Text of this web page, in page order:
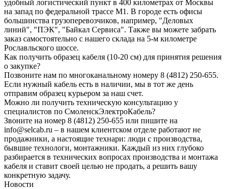
удобный логистический пункт в 400 километрах от Москвы
на запад по федеральной трассе М1. В городе есть офисы
большинства грузоперевозчиков, например, "Деловых
линий", "ПЭК", "Байкал Сервиса". Также вы можете забрать
заказ самостоятельно с нашего склада на 5-м километре
Рославльского шоссе.
Как получить образец кабеля (10-20 см) для принятия решения
о закупке?
Позвоните нам по многоканальному номеру 8 (4812) 250-655.
Если нужный кабель есть в наличии, мы в тот же день
отправим образец курьером за наш счет.
Можно ли получить техническую консультацию у
специалистов по СмоленскЭлектроКабель?
Звоните на номер 8 (4812) 250-655 или пишите на
info@selcab.ru – в нашем клиентском отделе работают не
продажники, а настоящие технари: люди с производства,
бывшие технологи, монтажники. Каждый из них глубоко
разбирается в технических вопросах производства и монтажа
кабеля и ставит своей целью не продать, а решить вашу
конкретную задачу.
Новости